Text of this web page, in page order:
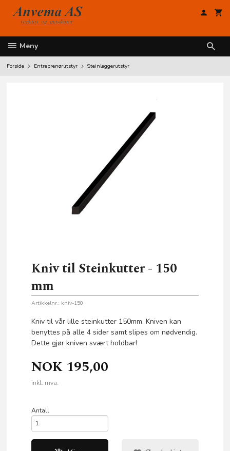
innholdet
Meny
Forside Entreprenørutstyr Steinleggerutstyr
Kniv til Steinkutter - 150
mm
Artikkelnr.: kniv-150
Kniv til vår lille steinkutter 150mm. Kniven kan
benyttes på alle 4 sider samt slipes om nødvendig.
Dette gjør kniven svært holdbar!
NOK 195,00
inkl. mva.
Antall